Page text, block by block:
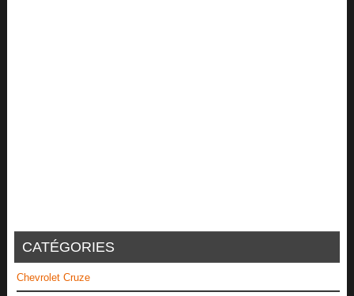
CATÉGORIES
Chevrolet Cruze